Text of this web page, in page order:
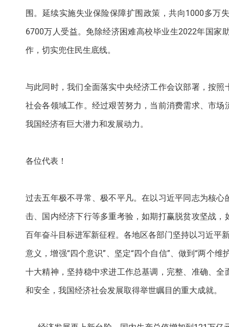
围。延续实施失业保险保障扩围政策，共向1000多万
6700万人受益。免除经济困难高校毕业生2022年国家
作，切实兜住民生底线。
与此同时，我们全面落实中央经济工作会议部署，按
社会各领域工作。经过艰苦努力，当前消费需求、市
我国经济有巨大潜力和发展动力。
各位代表！
过去五年极不寻常、极不平凡。在以习近平同志为核
击、国内经济下行等多重考验，如期打赢脱贫攻坚战
百年奋斗目标进军新征程。各地区各部门坚持以习近平
意义，增强“四个意识”、坚定“四个自信”、做到“两个
十大精神，坚持稳中求进工作总基调，完整、准确、
和安全，我国经济社会发展取得举世瞩目的重大成就。